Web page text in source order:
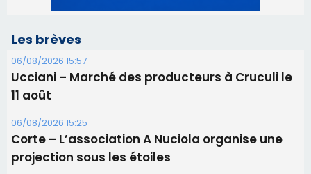
Corte – L’association A Nuciola organise une
projection sous les étoiles
06/08/2026 15:04
Alata - Soirée Tango Argentin au stade de San
Benedetto
05/08/2026 09:53
Biguglia : messe de la Sainte-Marie et
procession le 14 août